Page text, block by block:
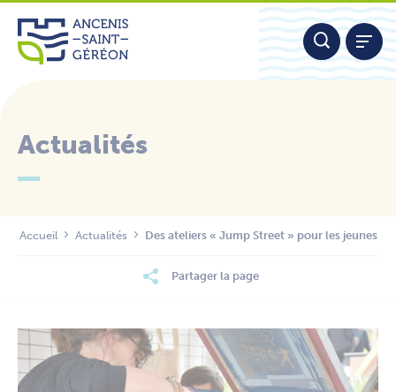
Aller
contenu
Actualités
Accueil Actualités Des ateliers « Jump Street » pour les jeunes
Partager la page
Panneau de gestion des cookies